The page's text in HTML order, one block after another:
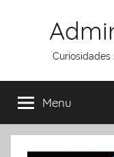
Curiosidades
Menu